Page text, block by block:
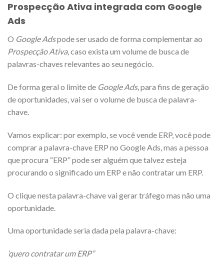
Prospecção Ativa integrada com Google
Ads
O Google Adspode ser usado de forma complementar ao
Prospecção Ativa,caso exista um volume de busca de
palavras-chaves relevantes ao seu negócio.
De forma geral o limite de Google Ads, para fins de geração
de oportunidades, vai ser o volume de busca de palavra-
chave.
Vamos explicar: por exemplo, se você vende ERP, você pode
comprar a palavra-chave ERP no Google Ads, mas a pessoa
que procura “ERP” pode ser alguém que talvez esteja
procurando o significado um ERP e não contratar um ERP.
O clique nesta palavra-chave vai gerar tráfego mas não uma
oportunidade.
Uma oportunidade seria dada pela palavra-chave:
‘quero contratar um ERP”